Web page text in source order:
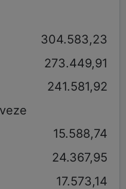
304.583,23
273.449,91
241.581,92
15.588,74
24.367,95
17.573,14